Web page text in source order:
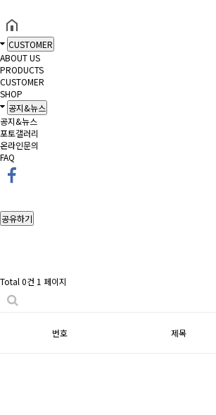
CUSTOMER
ABOUT US
PRODUCTS
CUSTOMER
SHOP
공지&뉴스
공지&뉴스
포토갤러리
온라인문의
FAQ
공유하기
Total 0건 1 페이지
번호 제목